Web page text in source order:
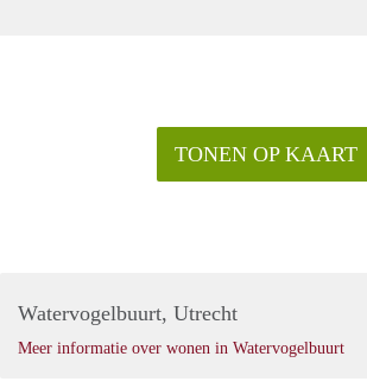
TONEN OP KAART
Watervogelbuurt, Utrecht
Meer informatie over wonen in Watervogelbuurt